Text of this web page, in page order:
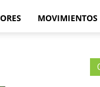
MOVIMIENTOS